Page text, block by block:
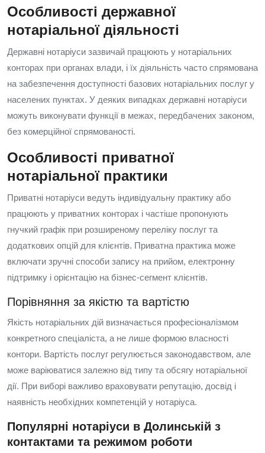
Особливості державної
нотаріальної діяльності
Державні нотаріуси зазвичай працюють у нотаріальних
конторах при органах влади, і їх діяльність часто спрямована
на забезпечення доступності базових нотаріальних послуг у
населених пунктах. У деяких випадках державні нотаріуси
можуть виконувати функції в межах, передбачених законом,
без комерційної спрямованості.
Особливості приватної
нотаріальної практики
Приватні нотаріуси ведуть індивідуальну практику або
працюють у приватних конторах і частіше пропонують
гнучкий графік при розширеному переліку послуг та
додаткових опцій для клієнтів. Приватна практика може
включати зручні способи запису на прийом, електронну
підтримку і орієнтацію на бізнес‑сегмент клієнтів.
Порівняння за якістю та вартістю
Якість нотаріальних дій визначається професіоналізмом
конкретного спеціаліста, а не лише формою власності
контори. Вартість послуг регулюється законодавством, але
може варіюватися залежно від типу та обсягу нотаріальної
дії. При виборі важливо враховувати репутацію, досвід і
наявність необхідних компетенцій у нотаріуса.
Популярні нотаріуси в Долинській з
контактами та режимом роботи